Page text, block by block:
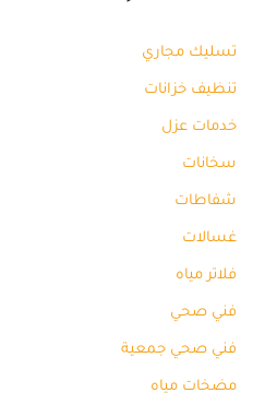
تسليك مجاري
تنظيف خزانات
خدمات عزل
سخانات
شفاطات
غسالات
فلاتر مياه
فني صحي
فني صحي جمعية
مضخات مياه